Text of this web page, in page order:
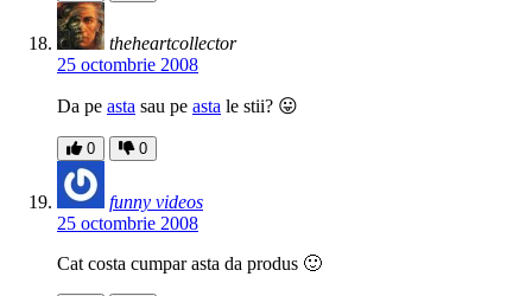
theheartcollector
25 octombrie 2008
Da pe asta sau pe asta le stii? 😛
0 0
funny videos
25 octombrie 2008
Cat costa cumpar asta da produs 🙂